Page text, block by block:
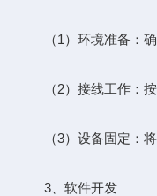
（1）环境准备：确
（2）接线工作：按
（3）设备固定：将
3、软件开发